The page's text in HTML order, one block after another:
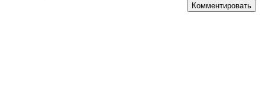
Комментировать